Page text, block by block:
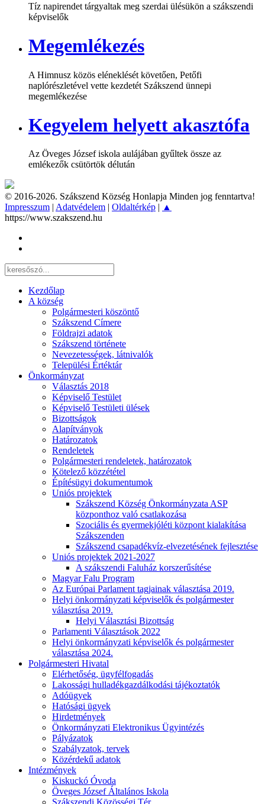
Tíz napirendet tárgyaltak meg szerdai ülésükön a szákszendi
képviselők
Megemlékezés
A Himnusz közös eléneklését követően, Petőfi
naplórészletével vette kezdetét Szákszend ünnepi
megemlékezése
Kegyelem helyett akasztófa
Az Öveges József iskola aulájában gyűltek össze az
emlékezők csütörtök délután
© 2016-2026. Szákszend Község Honlapja Minden jog fenntartva!
Impresszum | Adatvédelem | Oldaltérkép | ▲
https://www.szakszend.hu
Kezdőlap
A község
Polgármesteri köszöntő
Szákszend Címere
Földrajzi adatok
Szákszend története
Nevezetességek, látnivalók
Települési Értéktár
Önkormányzat
Választás 2018
Képviselő Testület
Képviselő Testületi ülések
Bizottságok
Alapítványok
Határozatok
Rendeletek
Polgármesteri rendeletek, határozatok
Kötelező közzététel
Építésügyi dokumentumok
Uniós projektek
Szákszend Község Önkormányzata ASP
központhoz való csatlakozása
Szociális és gyermekjóléti központ kialakítása
Szákszenden
Szákszend csapadékvíz-elvezetésének fejlesztése
Uniós projektek 2021-2027
A szákszendi Faluház korszerűsítése
Magyar Falu Program
Az Európai Parlament tagjainak választása 2019.
Helyi önkormányzati képviselők és polgármester
választása 2019.
Helyi Választási Bizottság
Parlamenti Választások 2022
Helyi önkormányzati képviselők és polgármester
választása 2024.
Polgármesteri Hivatal
Elérhetőség, ügyfélfogadás
Lakossági hulladékgazdálkodási tájékoztatók
Adóügyek
Hatósági ügyek
Hirdetmények
Önkormányzati Elektronikus Ügyintézés
Pályázatok
Szabályzatok, tervek
Közérdekű adatok
Intézmények
Kiskuckó Óvoda
Öveges József Általános Iskola